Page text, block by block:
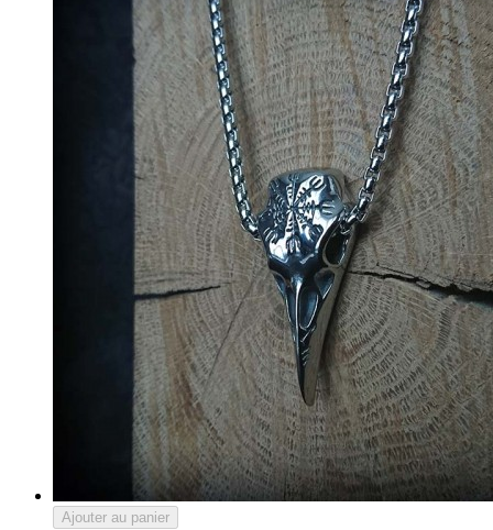
Ajouter au panier